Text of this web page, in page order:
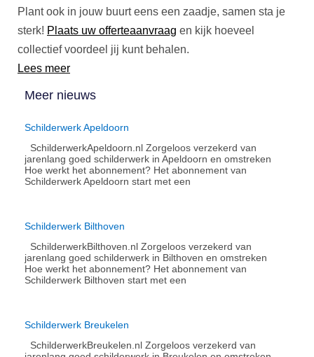
Plant ook in jouw buurt eens een zaadje, samen sta je
sterk! Plaats uw offerteaanvraag en kijk hoeveel
collectief voordeel jij kunt behalen.
Lees meer
Meer nieuws
Schilderwerk Apeldoorn
SchilderwerkApeldoorn.nl Zorgeloos verzekerd van
jarenlang goed schilderwerk in Apeldoorn en omstreken
Hoe werkt het abonnement?​ Het abonnement van
Schilderwerk Apeldoorn start met een
Schilderwerk Bilthoven
SchilderwerkBilthoven.nl Zorgeloos verzekerd van
jarenlang goed schilderwerk in Bilthoven en omstreken
Hoe werkt het abonnement?​ Het abonnement van
Schilderwerk Bilthoven start met een
Schilderwerk Breukelen
SchilderwerkBreukelen.nl Zorgeloos verzekerd van